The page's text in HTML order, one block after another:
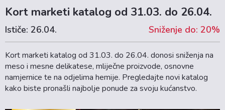
Kort marketi katalog od 31.03. do 26.04.
Ističe: 26.04. Sniženje do: 20%
Kort marketi katalog od 31.03. do 26.04. donosi sniženja na
meso i mesne delikatese, mliječne proizvode, osnovne
namjernice te na odjelima hemije. Pregledajte novi katalog
kako biste pronašli najbolje ponude za svoju kućanstvo.